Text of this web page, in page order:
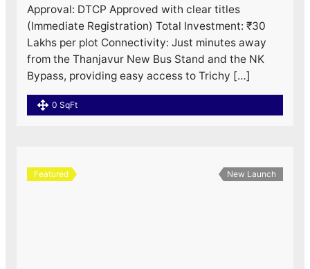
Approval: DTCP Approved with clear titles
(Immediate Registration) Total Investment: ₹30
Lakhs per plot Connectivity: Just minutes away
from the Thanjavur New Bus Stand and the NK
Bypass, providing easy access to Trichy […]
0 SqFt
Featured New Launch